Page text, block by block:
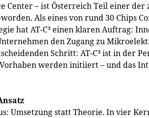
Center – ist Österreich Teil einer
Als eines von rund 30 Chips
hat AT-C³ einen klaren Auftrag:
den Zugang zu
Schritt: AT-C³ ist in der
werden initiiert – und das
Umsetzung statt Theorie. In vier